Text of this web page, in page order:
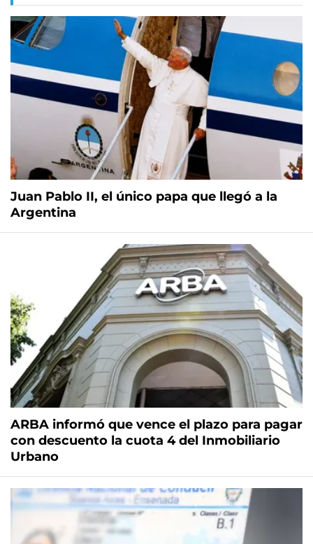
Juan Pablo II, el único papa que llegó a la
Argentina
ARBA informó que vence el plazo para pagar
con descuento la cuota 4 del Inmobiliario
Urbano